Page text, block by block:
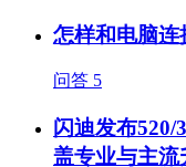
怎样和电脑连
问答 5
闪迪发布520/
盖专业与主流